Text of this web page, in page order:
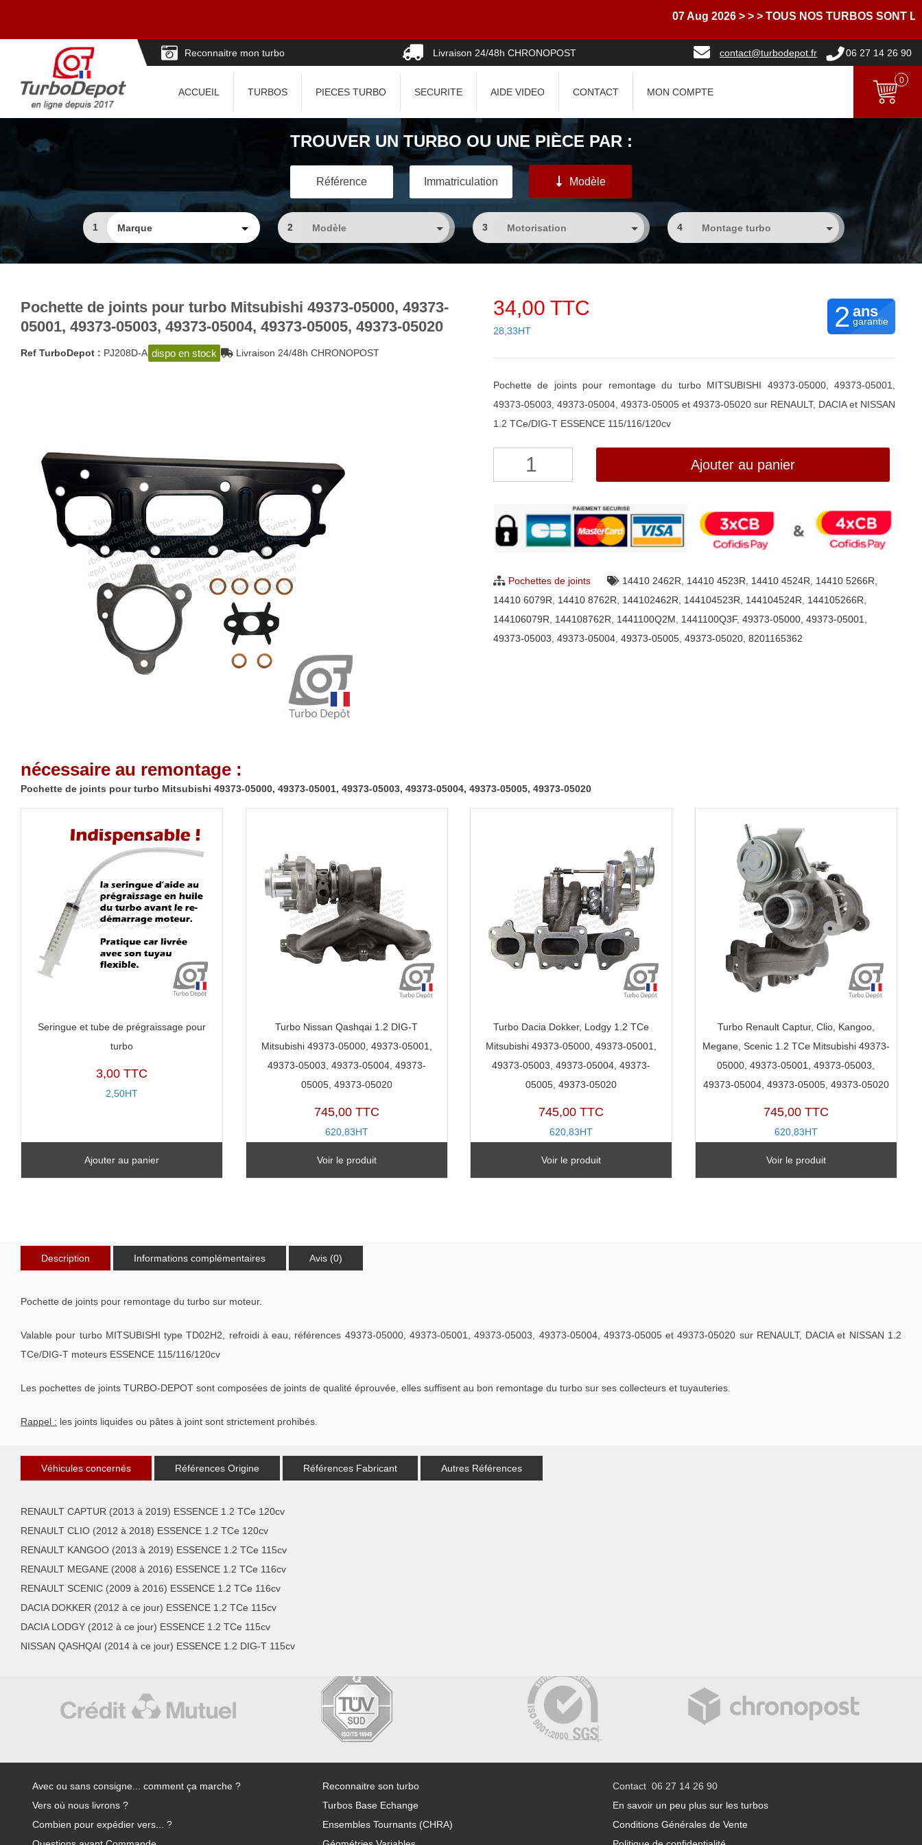
07 Aug 2026 > > > TOUS NOS TURBOS SONT
Reconnaitre mon turbo Livraison 24/48h CHRONOPOST contact@turbodepot.fr 06 27 14 26 90
ACCUEIL TURBOS PIECES TURBO SECURITE AIDE VIDEO CONTACT MON COMPTE
0
TROUVER UN TURBO OU UNE PIÈCE PAR :
Référence Immatriculation Modèle
1 2 3 4
Pochette de joints pour turbo Mitsubishi 49373-05000, 49373-
05001, 49373-05003, 49373-05004, 49373-05005, 49373-05020
Ref TurboDepot : PJ208D-A dispo en stock Livraison 24/48h CHRONOPOST
34,00 TTC
28,33HT 2 ans
garantie
Pochette de joints pour remontage du turbo MITSUBISHI 49373-05000, 49373-05001,
49373-05003, 49373-05004, 49373-05005 et 49373-05020 sur RENAULT, DACIA et NISSAN
1.2 TCe/DIG-T ESSENCE 115/116/120cv
de
joints
05005,
Ajouter au panier
Pochettes de joints 14410 2462R 14410 4523R 14410 4524R 14410 5266R
14410 6079R
14410 8762R 144102462R 144104523R 144104524R 144105266R
144106079R
144108762R 1441100Q2M 1441100Q3F, 49373-05000, 49373-05001
49373-05003 49373-05004, 49373-05005, 49373-05020, 8201165362
nécessaire au remontage :
Pochette de joints pour turbo Mitsubishi 49373-05000, 49373-05001, 49373-05003, 49373-05004, 49373-05005, 49373-05020
Seringue et tube de prégraissage pour
turbo
3,00 TTC
2,50HT
Ajouter au panier
Turbo Nissan Qashqai 1.2 DIG-T
Mitsubishi 49373-05000, 49373-05001,
49373-05003, 49373-05004, 49373-
05005, 49373-05020
745,00 TTC
620,83HT
Voir le produit
Turbo Dacia Dokker, Lodgy 1.2 TCe
Mitsubishi 49373-05000, 49373-05001,
49373-05003, 49373-05004, 49373-
05005, 49373-05020
745,00 TTC
620,83HT
Voir le produit
Turbo Renault Captur, Clio, Kangoo,
Megane, Scenic 1.2 TCe Mitsubishi 49373-
05000, 49373-05001, 49373-05003,
49373-05004, 49373-05005, 49373-05020
745,00 TTC
620,83HT
Voir le produit
Description Informations complémentaires Avis (0)
Pochette de joints pour remontage du turbo sur moteur.
Valable pour turbo MITSUBISHI type TD02H2, refroidi à eau, références 49373-05000, 49373-05001, 49373-05003, 49373-05004, 49373-05005 et 49373-05020 sur RENAULT, DACIA et NISSAN 1.2
TCe/DIG-T moteurs ESSENCE 115/116/120cv
Les pochettes de joints TURBO-DEPOT sont composées de joints de qualité éprouvée, elles suffisent au bon remontage du turbo sur ses collecteurs et tuyauteries.
Rappel : les joints liquides ou pâtes à joint sont strictement prohibés.
Véhicules concernés Références Origine Références Fabricant Autres Références
RENAULT CAPTUR (2013 à 2019) ESSENCE 1.2 TCe 120cv
RENAULT CLIO (2012 à 2018) ESSENCE 1.2 TCe 120cv
RENAULT KANGOO (2013 à 2019) ESSENCE 1.2 TCe 115cv
RENAULT MEGANE (2008 à 2016) ESSENCE 1.2 TCe 116cv
RENAULT SCENIC (2009 à 2016) ESSENCE 1.2 TCe 116cv
DACIA DOKKER (2012 à ce jour) ESSENCE 1.2 TCe 115cv
DACIA LODGY (2012 à ce jour) ESSENCE 1.2 TCe 115cv
NISSAN QASHQAI (2014 à ce jour) ESSENCE 1.2 DIG-T 115cv
Avec ou sans consigne... comment ça marche ?
Vers où nous livrons ?
Combien pour expédier vers... ?
Reconnaitre son turbo
Turbos Base Echange
Ensembles Tournants (CHRA)
Contact 06 27 14 26 90
En savoir un peu plus sur les turbos
Conditions Générales de Vente